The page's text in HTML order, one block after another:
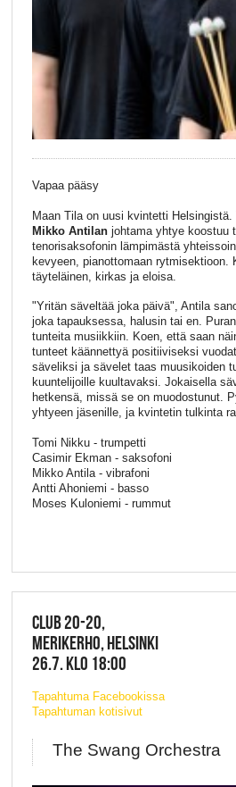
Vapaa pääsy
Maan Tila on uusi kvintetti
Mikko Antilanjohtama yhtye koostuu
tenorisaksofonin lämpimästä
kevyeen, pianottomaan rytmisektioon.
täyteläinen, kirkas ja eloisa.
"Yritän säveltää joka päivä", Antila
joka tapauksessa, halusin tai en.
tunteita musiikkiin. Koen, että saan
tunteet käännettyä positiiviseksi
säveliksi ja sävelet taas muusikoiden
kuuntelijoille kuultavaksi. Jokaisella
hetkensä, missä se on muodostunut.
yhtyeen jäsenille, ja kvintetin tulkinta
Tomi Nikku - trumpetti
Casimir Ekman - saksofoni
Mikko Antila - vibrafoni
Antti Ahoniemi - basso
Moses Kuloniemi - rummut
CLUB 20-20,
MERIKERHO, HELSINKI
26.7. KLO 18:00
Tapahtuma Facebookissa
Tapahtuman kotisivut
The Swang Orchestra